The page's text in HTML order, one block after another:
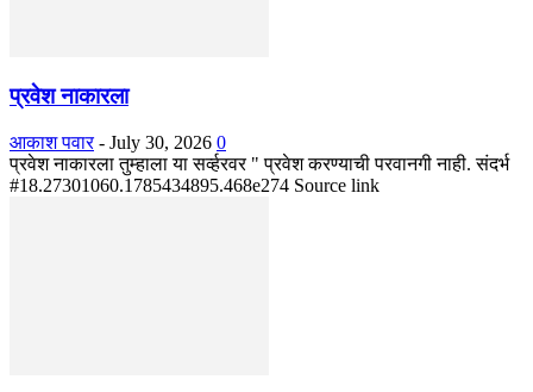
प्रवेश नाकारला
आकाश पवार - July 30, 2026 0
प्रवेश नाकारला तुम्हाला या सर्व्हरवर " प्रवेश करण्याची परवानगी नाही. संदर्भ
#18.27301060.1785434895.468e274 Source link